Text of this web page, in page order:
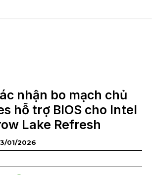
tin công nghệ
nhận bo mạch chủ
hỗ trợ BIOS cho Intel
Lake Refresh
01/2026